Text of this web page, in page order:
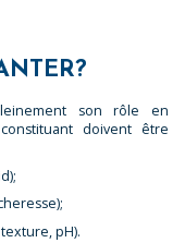
son rôle en
doivent être
pH).